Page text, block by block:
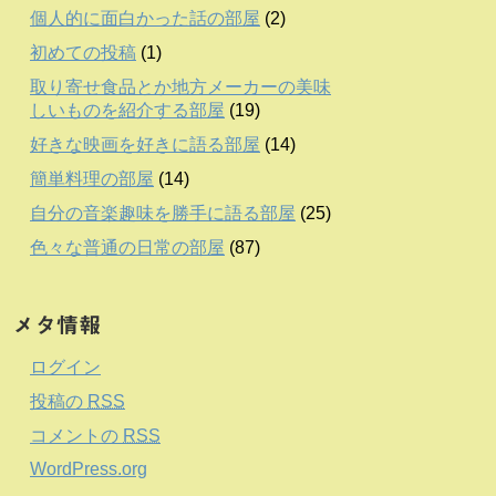
個人的に面白かった話の部屋 (2)
初めての投稿 (1)
取り寄せ食品とか地方メーカーの美味
しいものを紹介する部屋 (19)
好きな映画を好きに語る部屋 (14)
簡単料理の部屋 (14)
自分の音楽趣味を勝手に語る部屋 (25)
色々な普通の日常の部屋 (87)
メタ情報
ログイン
投稿の RSS
コメントの RSS
WordPress.org